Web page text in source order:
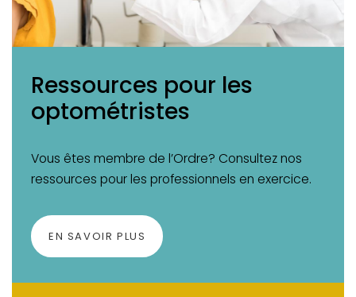
Ressources pour les
optométristes
Vous êtes membre de l’Ordre? Consultez nos
ressources pour les professionnels en exercice.
EN SAVOIR PLUS